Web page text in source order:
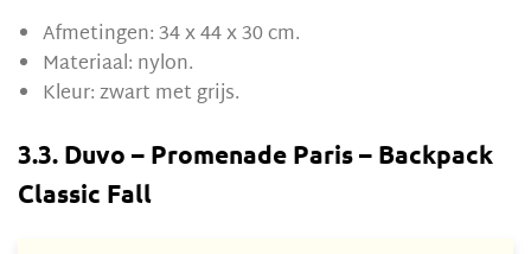
Afmetingen: 34 x 44 x 30 cm.
Materiaal: nylon.
Kleur: zwart met grijs.
3.3. Duvo – Promenade Paris – Backpack
Classic Fall